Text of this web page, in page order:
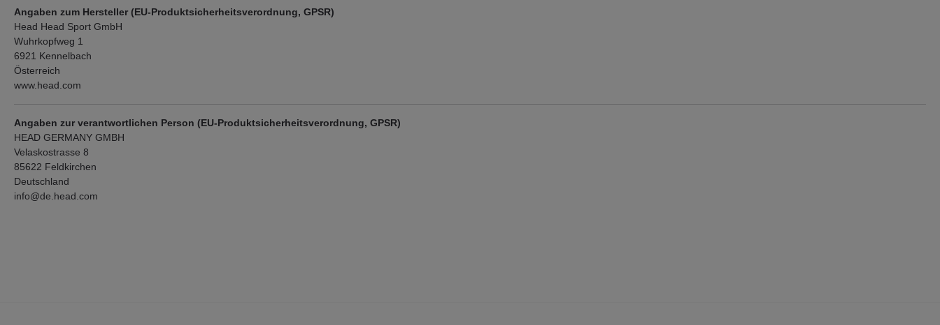
Angaben zum Hersteller (EU-Produktsicherheitsverordnung, GPSR)
Head Head Sport GmbH
Wuhrkopfweg 1
6921 Kennelbach
Österreich
www.head.com
Angaben zur verantwortlichen Person (EU-Produktsicherheitsverordnung, GPSR)
HEAD GERMANY GMBH
Velaskostrasse 8
85622 Feldkirchen
Deutschland
info@de.head.com